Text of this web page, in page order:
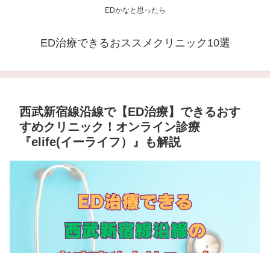
EDかなと思ったら
ED治療できるおススメクリニック10選
西武新宿線沿線で【ED治療】できるおす
すめクリニック！オンライン診療
『elife(イーライフ）』も解説